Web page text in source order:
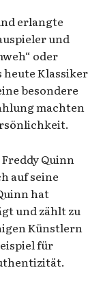
erlangte
und
oder
heute Klassiker
besondere
machten
Quinn
auf seine
hat
und zählt zu
Künstlern
für